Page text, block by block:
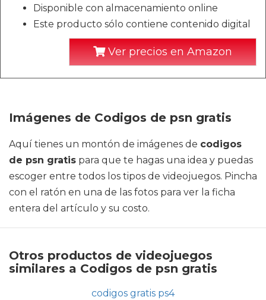
Disponible con almacenamiento online
Este producto sólo contiene contenido digital
Ver precios en Amazon
Imágenes de Codigos de psn gratis
Aquí tienes un montón de imágenes de codigos
de psn gratis para que te hagas una idea y puedas
escoger entre todos los tipos de videojuegos. Pincha
con el ratón en una de las fotos para ver la ficha
entera del artículo y su costo.
Otros productos de videojuegos
similares a Codigos de psn gratis
codigos gratis ps4